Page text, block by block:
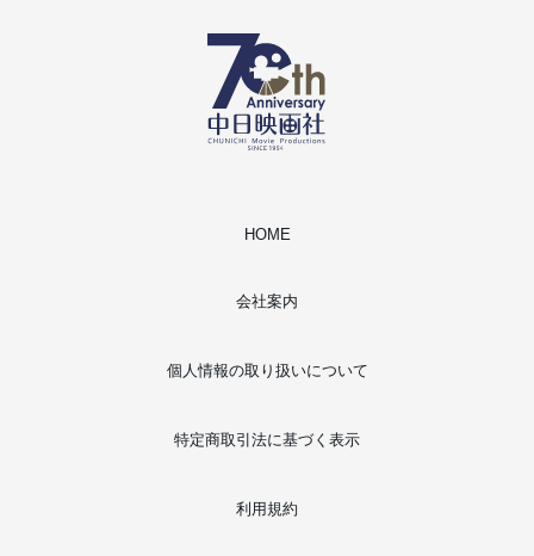
HOME
会社案内
個人情報の取り扱いについて
特定商取引法に基づく表示
利用規約